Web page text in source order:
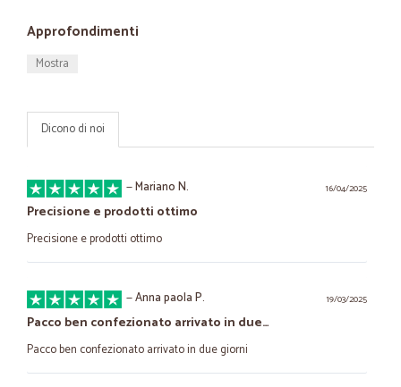
Approfondimenti
Mostra
Dicono di noi
16/04/2025
—Mariano N.
Precisione e prodotti ottimo
Precisione e prodotti ottimo
19/03/2025
—Anna paola P.
Pacco ben confezionato arrivato in due…
Pacco ben confezionato arrivato in due giorni